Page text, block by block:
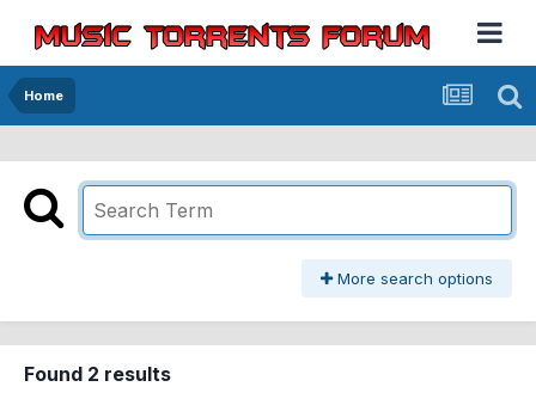
Home
More search options
Found 2 results